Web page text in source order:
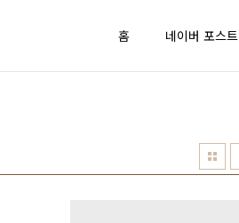
홈 네이버 포스트